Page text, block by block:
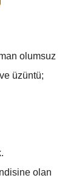
olumsuz
üzüntü;
olan